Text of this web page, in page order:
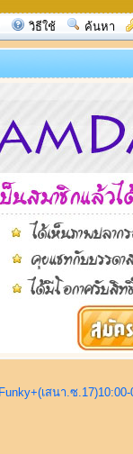
วิธีใช้ ค้นหา
เสนา.ซ